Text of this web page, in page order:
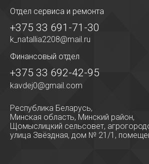
Отдел сервиса и ремонта
+375 33 691-71-30
k_natallia2208@mail.ru
Финансовый отдел
+375 33 692-42-95
kavdej0@gmail.com
Республика Беларусь,
Минская область, Минский район,
Щомыслицкий сельсовет,
улица Звёздная, дом № 21/1,